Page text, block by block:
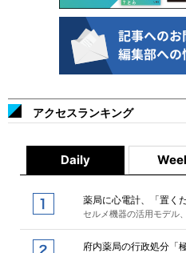
アクセスランキング
Daily
薬局に心電計、「置く
セルメ機器の活用モデル
府内薬局の行政処分「